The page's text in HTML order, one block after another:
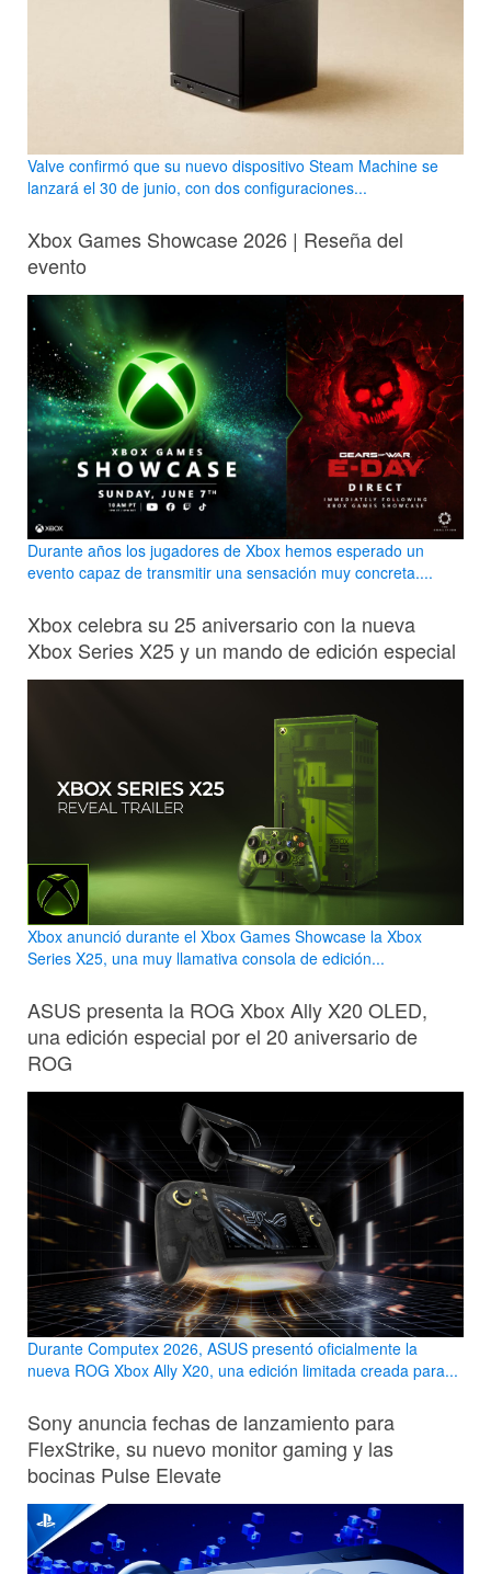
Valve confirmó que su nuevo dispositivo Steam Machine se
lanzará el 30 de junio, con dos configuraciones...
Xbox Games Showcase 2026 | Reseña del
evento
Durante años los jugadores de Xbox hemos esperado un
evento capaz de transmitir una sensación muy concreta....
Xbox celebra su 25 aniversario con la nueva
Xbox Series X25 y un mando de edición especial
Xbox anunció durante el Xbox Games Showcase la Xbox
Series X25, una muy llamativa consola de edición...
ASUS presenta la ROG Xbox Ally X20 OLED,
una edición especial por el 20 aniversario de
ROG
Durante Computex 2026, ASUS presentó oficialmente la
nueva ROG Xbox Ally X20, una edición limitada creada para...
Sony anuncia fechas de lanzamiento para
FlexStrike, su nuevo monitor gaming y las
bocinas Pulse Elevate